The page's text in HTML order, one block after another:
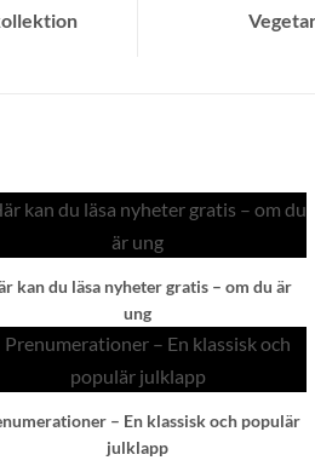
kan du läsa nyheter gratis – om du är
ung
– En klassisk och populär
julklapp